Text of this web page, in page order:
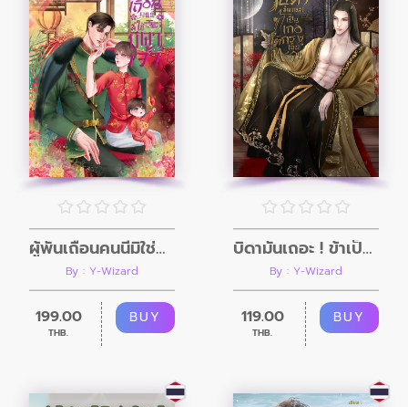
ผู้พันเถื่อนคนนี้มิใช่บิดาเจ้า
By : Y-Wizard
199.00
THB.
BUY
บิดามันเถอะ ! ข้าเป็นเกอใต้กรงเล็บทรราช
By : Y-Wizard
119.00
THB.
BUY